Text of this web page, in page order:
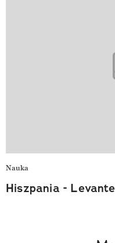
Nauka
Hiszpania - Levante